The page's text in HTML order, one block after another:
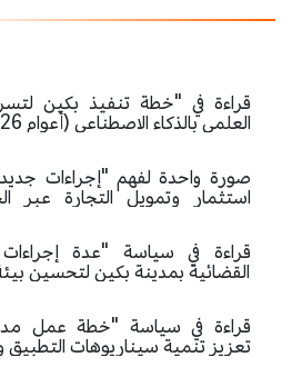
قراءة في "خطة تنفيذ بكين
العلمي بالذكاء الاصطناعي (أعوام 2026-2028)"
صورة واحدة لفهم "إجراءات
استثمار وتمويل التجارة عبر
قراءة في سياسة "عدة
القضائية بمدينة بكين لتحسين
الجودة للعاصمة"
قراءة في سياسة "خطة عمل
تعزيز تنمية سيناريوهات التطبيق